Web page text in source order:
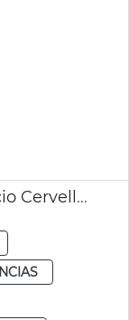
Belén Napolitano en el Palacio Cervelló València